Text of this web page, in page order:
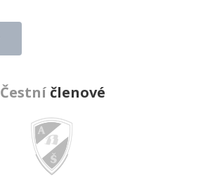
Čestní členové